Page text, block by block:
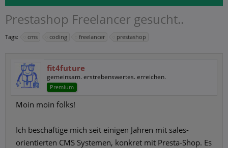
Prestashop Freelancer gesucht..
Tags: cms coding freelancer prestashop
fit4future
gemeinsam. erstrebenswertes. erreichen.
Premium
Moin moin folks!
Ich beschäftige mich seit einigen Jahren mit sales-
orientierten CMS Systemen, konkret mit Presta-Shop. Es